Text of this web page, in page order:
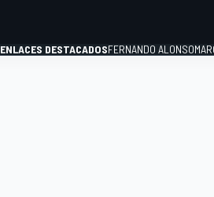
ENLACES DESTACADOSFERNANDO ALONSO